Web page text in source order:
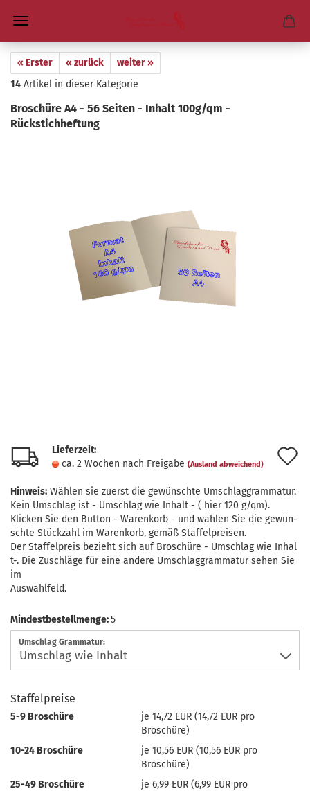
« Erster « zurück
weiter »
14 Artikel in dieser Kategorie
Bro­schü­re A4 - 56 Sei­ten - In­halt 100g/qm -​
Rückstichheftung
Lieferzeit:
ca. 2 Wochen nach Freigabe (Ausland abweichend)
Hinweis: Wählen sie zuerst die gewünschte Umschlaggrammatur.
Kein Umschlag ist - Umschlag wie Inhalt - ( hier 120 g/qm).
Klicken Sie den Button - Warenkorb - und wählen Sie die gewün-
schte Stückzahl im Warenkorb, gemäß Staffelpreisen.
Der Staffelpreis bezieht sich auf Broschüre - Umschlag wie Inhal
t-. Die Zuschläge für eine andere Umschlaggrammatur sehen Sie
im
Auswahlfeld.
Mindestbestellmenge:5
Umschlag Grammatur:
Staffelpreise
5-9 Broschüre
je 14,72 EUR (14,72 EUR pro
Broschüre)
10-24 Broschüre
je 10,56 EUR (10,56 EUR pro
Broschüre)
25-49 Broschüre
je 6,99 EUR (6,99 EUR pro